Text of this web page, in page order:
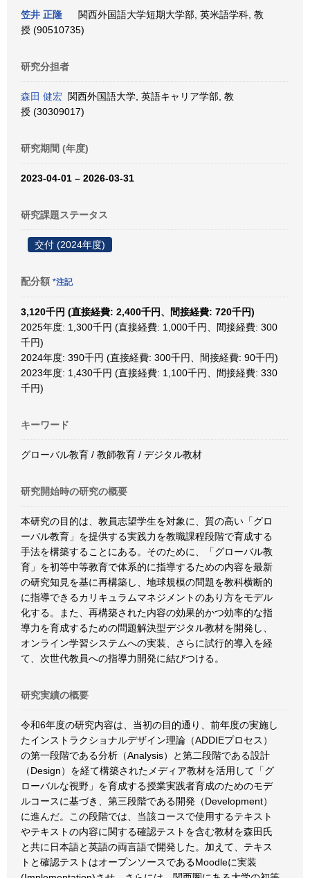
笠井 正隆
関西外国語大学短期大学部, 英米語学科, 教
授 (90510735)
研究分担者
森田 健宏 関西外国語大学, 英語キャリア学部, 教
授 (30309017)
研究期間 (年度)
2023-04-01 – 2026-03-31
研究課題ステータス
交付 (2024年度)
配分額 *注記
3,120千円 (直接経費: 2,400千円、間接経費: 720千円)
2025年度: 1,300千円 (直接経費: 1,000千円、間接経費: 300
千円)
2024年度: 390千円 (直接経費: 300千円、間接経費: 90千円)
2023年度: 1,430千円 (直接経費: 1,100千円、間接経費: 330
千円)
キーワード
グローバル教育 / 教師教育 / デジタル教材
研究開始時の研究の概要
本研究の目的は、教員志望学生を対象に、質の高い「グロ
ーバル教育」を提供する実践力を教職課程段階で育成する
手法を構築することにある。そのために、「グローバル教
育」を初等中等教育で体系的に指導するための内容を最新
の研究知見を基に再構築し、地球規模の問題を教科横断的
に指導できるカリキュラムマネジメントのあり方をモデル
化する。また、再構築された内容の効果的かつ効率的な指
導力を育成するための問題解決型デジタル教材を開発し、
オンライン学習システムへの実装、さらに試行的導入を経
て、次世代教員への指導力開発に結びつける。
研究実績の概要
令和6年度の研究内容は、当初の目的通り、前年度の実施し
たインストラクショナルデザイン理論（ADDIEプロセス）
の第一段階である分析（Analysis）と第二段階である設計
（Design）を経て構築されたメディア教材を活用して「グ
ローバルな視野」を育成する授業実践者育成のためのモデ
ルコースに基づき、第三段階である開発（Development）
に進んだ。この段階では、当該コースで使用するテキスト
やテキストの内容に関する確認テストを含む教材を森田氏
と共に日本語と英語の両言語で開発した。加えて、テキス
トと確認テストはオープンソースであるMoodleに実装